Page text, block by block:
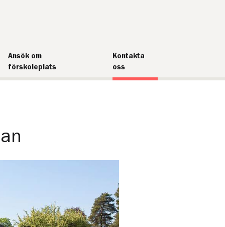
Ansök om
förskoleplats
Kontakta
oss